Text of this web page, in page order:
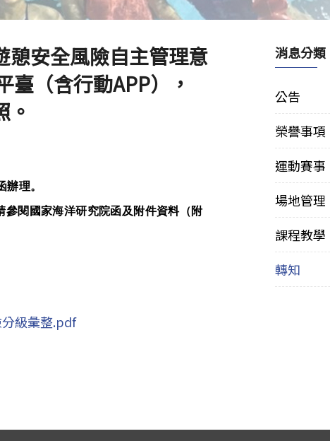
憩安全風險自主管理意
（含行動APP），
理。
閱國家海洋研究院函及附件資料（附
級彙整.pdf
消息分類
公告
榮譽事項
運動賽事
場地管理
課程教學
轉知